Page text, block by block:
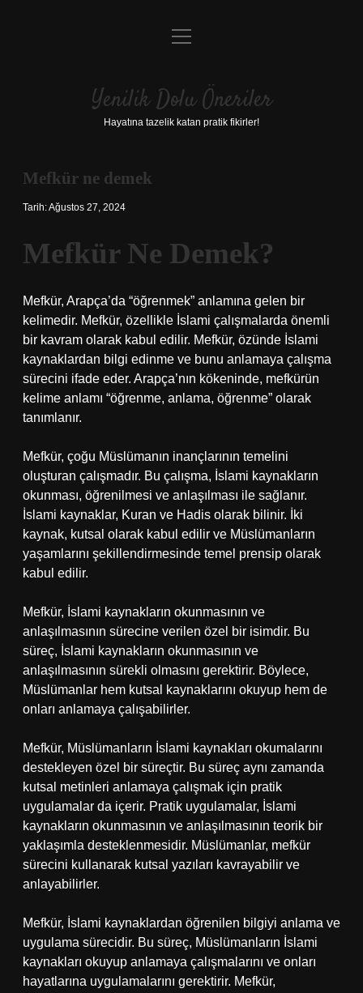
Anasayfa
Yasal Uyarı
menüyü
Yenilik Dolu Öneriler
Hayatına tazelik katan pratik fikirler!
Mefkür ne demek
Tarih: Ağustos 27, 2024
Mefkür Ne Demek?
Mefkür, Arapça’da “öğrenmek” anlamına gelen bir
kelimedir. Mefkür, özellikle İslami çalışmalarda önemli
bir kavram olarak kabul edilir. Mefkür, özünde İslami
kaynaklardan bilgi edinme ve bunu anlamaya çalışma
sürecini ifade eder. Arapça’nın kökeninde, mefkürün
kelime anlamı “öğrenme, anlama, öğrenme” olarak
tanımlanır.
Mefkür, çoğu Müslümanın inançlarının temelini
oluşturan çalışmadır. Bu çalışma, İslami kaynakların
okunması, öğrenilmesi ve anlaşılması ile sağlanır.
İslami kaynaklar, Kuran ve Hadis olarak bilinir. İki
kaynak, kutsal olarak kabul edilir ve Müslümanların
yaşamlarını şekillendirmesinde temel prensip olarak
kabul edilir.
Mefkür, İslami kaynakların okunmasının ve
anlaşılmasının sürecine verilen özel bir isimdir. Bu
süreç, İslami kaynakların okunmasının ve
anlaşılmasının sürekli olmasını gerektirir. Böylece,
Müslümanlar hem kutsal kaynaklarını okuyup hem de
onları anlamaya çalışabilirler.
Mefkür, Müslümanların İslami kaynakları okumalarını
destekleyen özel bir süreçtir. Bu süreç aynı zamanda
kutsal metinleri anlamaya çalışmak için pratik
uygulamalar da içerir. Pratik uygulamalar, İslami
kaynakların okunmasının ve anlaşılmasının teorik bir
yaklaşımla desteklenmesidir. Müslümanlar, mefkür
sürecini kullanarak kutsal yazıları kavrayabilir ve
anlayabilirler.
Mefkür, İslami kaynaklardan öğrenilen bilgiyi anlama ve
uygulama sürecidir. Bu süreç, Müslümanların İslami
kaynakları okuyup anlamaya çalışmalarını ve onları
hayatlarına uygulamalarını gerektirir. Mefkür,